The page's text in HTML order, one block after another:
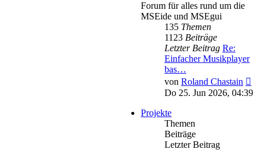
Forum für alles rund um die
MSEide und MSEgui
135 Themen
1123 Beiträge
Letzter Beitrag Re:
Einfacher Musikplayer
bas…
von Roland Chastain
Do 25. Jun 2026, 04:39
Projekte
Themen
Beiträge
Letzter Beitrag